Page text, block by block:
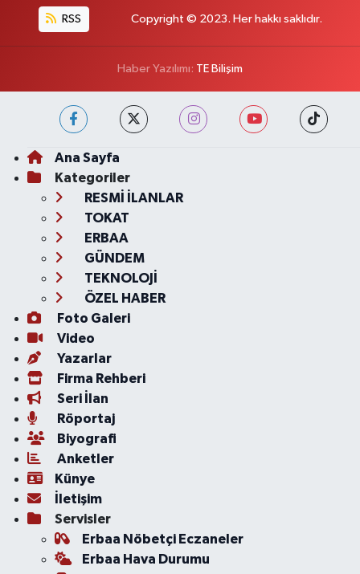
RSS Copyright © 2023. Her hakkı saklıdır.
Haber Yazılımı: TE Bilişim
Ana Sayfa
Kategoriler
RESMİ İLANLAR
TOKAT
ERBAA
GÜNDEM
TEKNOLOJİ
ÖZEL HABER
Foto Galeri
Video
Yazarlar
Firma Rehberi
Seri İlan
Röportaj
Biyografi
Anketler
Künye
İletişim
Servisler
Erbaa Nöbetçi Eczaneler
Erbaa Hava Durumu